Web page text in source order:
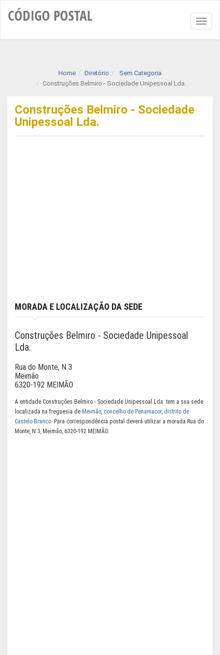
CÓDIGO POSTAL
Home Diretório
Sem Categoria
Construções Belmiro - Sociedade Unipessoal Lda.
Construções Belmiro - Sociedade
Unipessoal Lda.
MORADA E LOCALIZAÇÃO DA SEDE
Construções Belmiro - Sociedade Unipessoal
Lda.
Rua do Monte, N 3
Meimão
6320-192 MEIMÃO
A entidade Construções Belmiro - Sociedade Unipessoal Lda. tem a sua sede
localizada na freguesia de Meimão, concelho de Penamacor, distrito de
Castelo Branco. Para correspondência postal deverá utilizar a morada Rua do
Monte, N 3, Meimão, 6320-192 MEIMÃO.